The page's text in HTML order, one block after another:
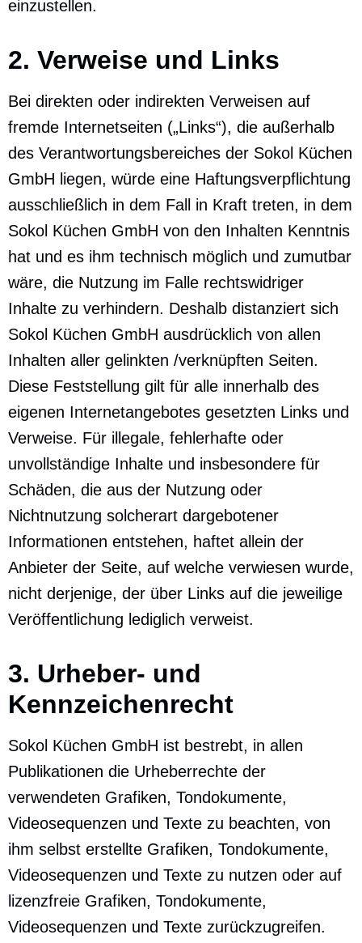
einzustellen.
2. Verweise und Links
Bei direkten oder indirekten Verweisen auf
fremde Internetseiten („Links“), die außerhalb
des Verantwortungsbereiches der Sokol Küchen
GmbH liegen, würde eine Haftungsverpflichtung
ausschließlich in dem Fall in Kraft treten, in dem
Sokol Küchen GmbH von den Inhalten Kenntnis
hat und es ihm technisch möglich und zumutbar
wäre, die Nutzung im Falle rechtswidriger
Inhalte zu verhindern. Deshalb distanziert sich
Sokol Küchen GmbH ausdrücklich von allen
Inhalten aller gelinkten /verknüpften Seiten.
Diese Feststellung gilt für alle innerhalb des
eigenen Internetangebotes gesetzten Links und
Verweise. Für illegale, fehlerhafte oder
unvollständige Inhalte und insbesondere für
Schäden, die aus der Nutzung oder
Nichtnutzung solcherart dargebotener
Informationen entstehen, haftet allein der
Anbieter der Seite, auf welche verwiesen wurde,
nicht derjenige, der über Links auf die jeweilige
Veröffentlichung lediglich verweist.
3. Urheber- und
Kennzeichenrecht
Sokol Küchen GmbH ist bestrebt, in allen
Publikationen die Urheberrechte der
verwendeten Grafiken, Tondokumente,
Videosequenzen und Texte zu beachten, von
ihm selbst erstellte Grafiken, Tondokumente,
Videosequenzen und Texte zu nutzen oder auf
lizenzfreie Grafiken, Tondokumente,
Videosequenzen und Texte zurückzugreifen.